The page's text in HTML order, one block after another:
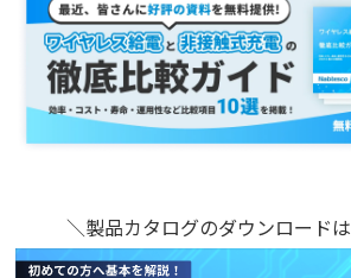
＼製品カタログのダウンロードは